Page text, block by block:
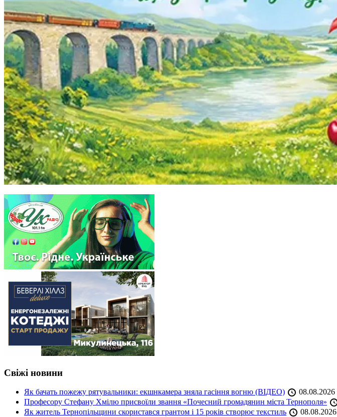
Свіжі новини
Як бачать пожежу рятувальники: екшнкамера зняла гасіння вогню (ВІДЕО)
08.08.2026
Професору Стефану Хмілю присвоїли звання «Почесний громадянин міста Тернополя»
Як житель Тернопільщини скористався грантом і 15 років створює текстиль
08.08.2026